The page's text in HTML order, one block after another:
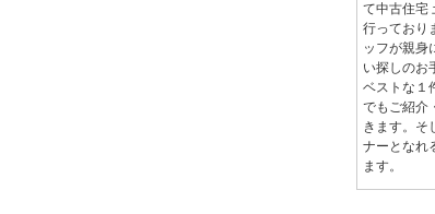
て中古住宅
行っており
ッフが親身
い探しのお
ベストな１
でもご紹介
きます。そ
ナーとなれ
ます。